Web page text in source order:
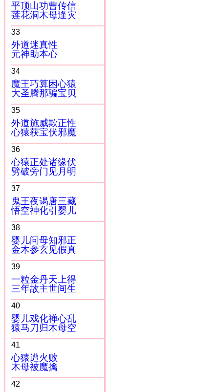
平顶山功曹传信
莲花洞木母逢灾
33
外道迷真性
元神助本心
34
魔王巧算困心猿
大圣腾那骗宝贝
35
外道施威欺正性
心猿获宝伏邪魔
36
心猿正处诸缘伏
劈破旁门见月明
37
鬼王夜谒唐三藏
悟空神化引婴儿
38
婴儿问母知邪正
金木参玄见假真
39
一粒金丹天上得
三年故主世间生
40
婴儿戏化禅心乱
猿马刀归木母空
41
心猿遭火败
木母被魔擒
42